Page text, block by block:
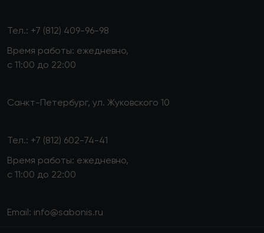
Тел.: +7 (812) 409-96-98
Время работы: ежедневно,
с 11:00 до 22:00
Санкт-Петербург, ул. Жуковского 10
Тел.: +7 (812) 602-74-41
Время работы: ежедневно,
с 11:00 до 22:00
Email: info@sabonis.ru